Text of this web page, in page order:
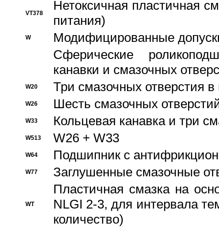
VT378
Нетоксичная пластичная
питания)
W
Модифицированные
Сферические
канавки и смазочных
W20 Три смазочных отверстия
W26 Шесть смазочных
W33 Кольцевая канавка и три
W513 W26 + W33
W64 Подшипник с
W77 Заглушенные смазочные
WT
Пластичная смазка на
NLGI 2-3, для интервала
количество)